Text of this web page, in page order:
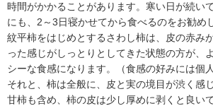
時間がかかることがあります。寒い日が続い
にも、2～3日寝かせてから食べるのをお勧め
紋平柿をはじめとするさわし柿は、皮の赤み
った感じがしっとりとしてきた状態の方が、
シーな食感になります。（食感の好みには個
それと、柿は全般に、皮と実の境目が渋く感
甘柿も含め、柿の皮は少し厚めに剥くと良いで